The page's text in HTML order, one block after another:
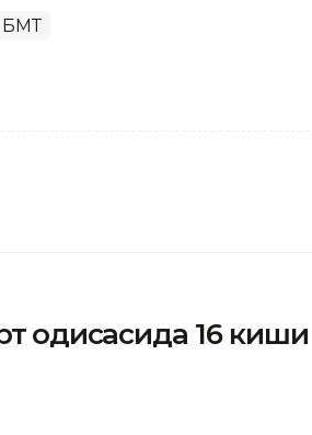
БМТ
ҳодисасида 16 киши